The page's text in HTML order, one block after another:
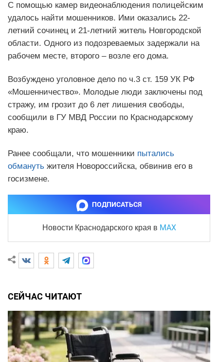
С помощью камер видеонаблюдения полицейским
удалось найти мошенников. Ими оказались 22-
летний сочинец и 21-летний житель Новгородской
области. Одного из подозреваемых задержали на
рабочем месте, второго – возле его дома.
Возбуждено уголовное дело по ч.3 ст. 159 УК РФ
«Мошенничество». Молодые люди заключены под
стражу, им грозит до 6 лет лишения свободы,
сообщили в ГУ МВД России по Краснодарскому
краю.
Ранее сообщали, что мошенники пытались
обмануть жителя Новороссийска, обвинив его в
госизмене.
ПОДПИСАТЬСЯ
Новости Краснодарского края в MAX
СЕЙЧАС ЧИТАЮТ